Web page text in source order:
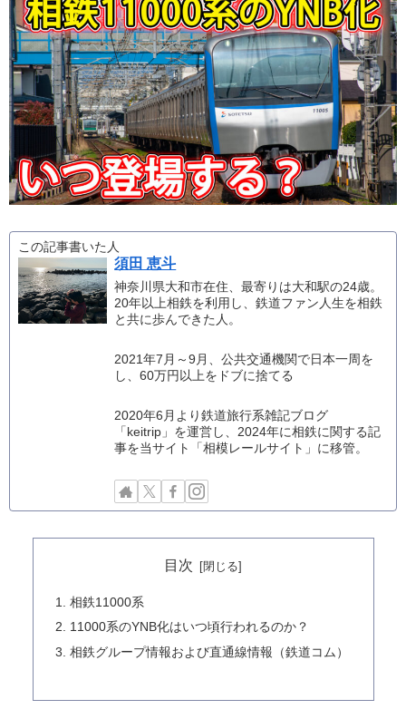
この記事書いた人
須田 恵斗
神奈川県大和市在住、最寄りは大和駅の24歳。
20年以上相鉄を利用し、鉄道ファン人生を相鉄
と共に歩んできた人。
2021年7月～9月、公共交通機関で日本一周を
し、60万円以上をドブに捨てる
2020年6月より鉄道旅行系雑記ブログ
「keitrip」を運営し、2024年に相鉄に関する記
事を当サイト「相模レールサイト」に移管。
目次
相鉄11000系
11000系のYNB化はいつ頃行われるのか？
相鉄グループ情報および直通線情報（鉄道コム）